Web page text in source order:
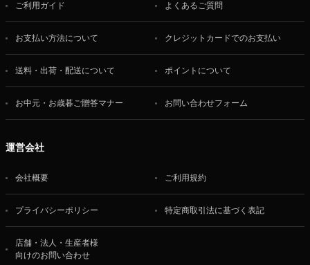
ご利用ガイド よくあるご質問
お支払い方法について クレジットカードでのお支払い
送料・出荷・配送について ポイントについて
お中元・お歳暮ご贈答マナー お問い合わせフォーム
運営会社
会社概要 ご利用規約
プライバシーポリシー 特定商取引法に基づく表記
店舗・法人・生産者様
向けのお問い合わせ